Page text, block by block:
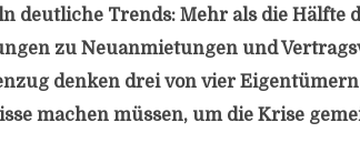
deutliche Trends: Mehr als die Hälfte
zu Neuanmietungen und
denken drei von vier Eigentümern
machen müssen, um die Krise